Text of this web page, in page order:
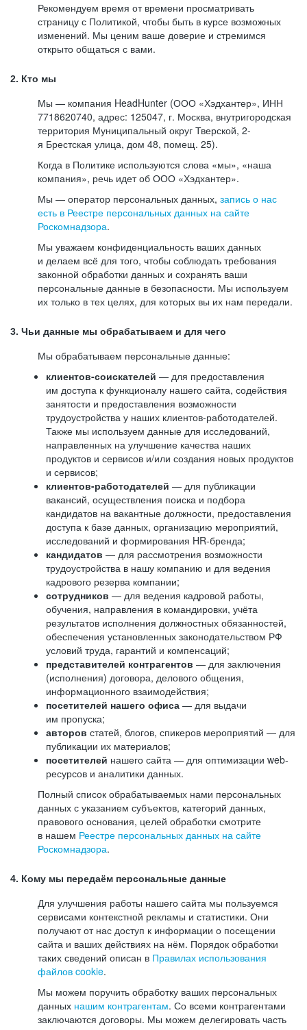
Рекомендуем время от времени просматривать
страницу с Политикой, чтобы быть в курсе возможных
изменений. Мы ценим ваше доверие и стремимся
открыто общаться с вами.
2. Кто мы
Мы — компания HeadHunter (ООО «Хэдхантер», ИНН
7718620740, адрес: 125047, г. Москва, внутригородская
территория Муниципальный округ Тверской, 2-
я Брестская улица, дом 48, помещ. 25).
Когда в Политике используются слова «мы», «наша
компания», речь идет об ООО «Хэдхантер».
Мы — оператор персональных данных, запись о нас
есть в Реестре персональных данных на сайте
Роскомнадзора.
Мы уважаем конфиденциальность ваших данных
и делаем всё для того, чтобы соблюдать требования
законной обработки данных и сохранять ваши
персональные данные в безопасности. Мы используем
их только в тех целях, для которых вы их нам передали.
3. Чьи данные мы обрабатываем и для чего
Мы обрабатываем персональные данные:
клиентов-соискателей — для предоставления
им доступа к функционалу нашего сайта, содействия
занятости и предоставления возможности
трудоустройства у наших клиентов-работодателей.
Также мы используем данные для исследований,
направленных на улучшение качества наших
продуктов и сервисов и/или создания новых продуктов
и сервисов;
клиентов-работодателей — для публикации
вакансий, осуществления поиска и подбора
кандидатов на вакантные должности, предоставления
доступа к базе данных, организацию мероприятий,
исследований и формирования HR-бренда;
кандидатов — для рассмотрения возможности
трудоустройства в нашу компанию и для ведения
кадрового резерва компании;
сотрудников — для ведения кадровой работы,
обучения, направления в командировки, учёта
результатов исполнения должностных обязанностей,
обеспечения установленных законодательством РФ
условий труда, гарантий и компенсаций;
представителей контрагентов — для заключения
(исполнения) договора, делового общения,
информационного взаимодействия;
посетителей нашего офиса — для выдачи
им пропуска;
авторов статей, блогов, спикеров мероприятий — для
публикации их материалов;
посетителей нашего сайта — для оптимизации web-
ресурсов и аналитики данных.
Полный список обрабатываемых нами персональных
данных с указанием субъектов, категорий данных,
правового основания, целей обработки смотрите
в нашем Реестре персональных данных на сайте
Роскомнадзора.
4. Кому мы передаём персональные данные
Для улучшения работы нашего сайта мы пользуемся
сервисами контекстной рекламы и статистики. Они
получают от нас доступ к информации о посещении
сайта и ваших действиях на нём. Порядок обработки
таких сведений описан в Правилах использования
файлов cookie.
Мы можем поручить обработку ваших персональных
данных нашим контрагентам. Со всеми контрагентами
заключаются договоры. Мы можем делегировать часть